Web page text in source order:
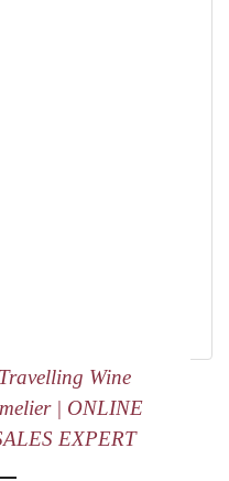
Wine
| ONLINE
EXPERT